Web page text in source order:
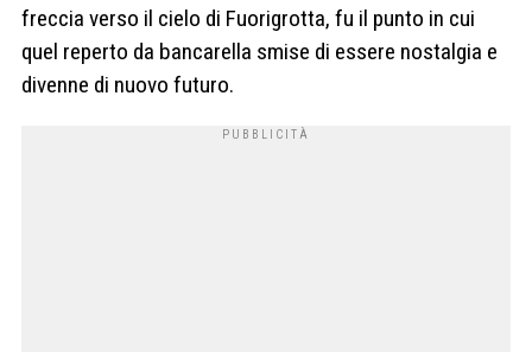
freccia verso il cielo di Fuorigrotta, fu il punto in cui
quel reperto da bancarella smise di essere nostalgia e
divenne di nuovo futuro.